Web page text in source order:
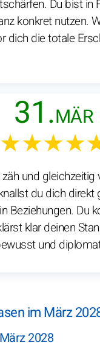
Du bist in
konkret nutzen.
dich die totale
31.MÄR
und gleichzeitig
du dich direkt
Beziehungen. Du
klar deinen
und
im März
2028